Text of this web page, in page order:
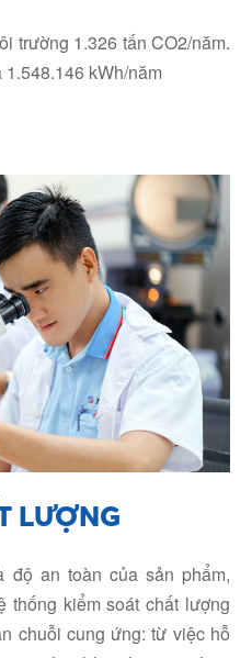
trường 1.326 tấn CO2/năm.
kWh/năm
LƯỢNG
an toàn của sản phẩm,
thống kiểm soát chất lượng
chuỗi cung ứng: từ việc hỗ